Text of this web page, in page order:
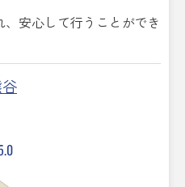
安心して行うことができ